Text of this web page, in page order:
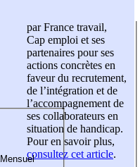
par France travail,
Cap emploi et ses
partenaires pour ses
actions concrètes en
faveur du recrutement,
de l’intégration et de
l’accompagnement de
ses collaborateurs en
situation de handicap.
Pour en savoir plus,
consultez cet article.